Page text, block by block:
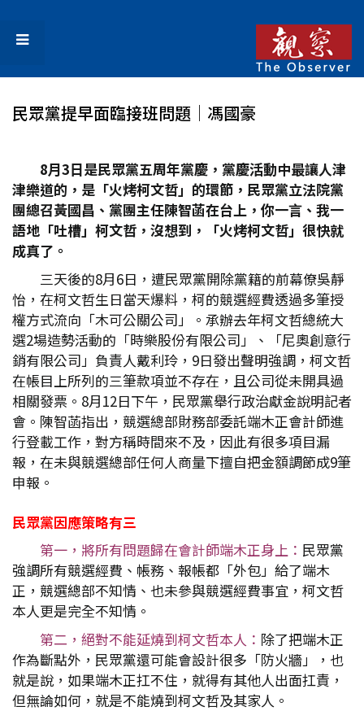
民眾黨提早面臨接班問題│馮國豪
8月3日是民眾黨五周年黨慶，黨慶活動中最讓人津
津樂道的，是「火烤柯文哲」的環節，民眾黨立法院黨
團總召黃國昌、黨團主任陳智菡在台上，你一言、我一
語地「吐槽」柯文哲，沒想到，「火烤柯文哲」很快就
成真了。
三天後的8月6日，遭民眾黨開除黨籍的前幕僚吳靜
怡，在柯文哲生日當天爆料，柯的競選經費透過多筆授
權方式流向「木可公關公司」。承辦去年柯文哲總統大
選2場造勢活動的「時樂股份有限公司」、「尼奧創意行
銷有限公司」負責人戴利玲，9日發出聲明強調，柯文哲
在帳目上所列的三筆款項並不存在，且公司從未開具過
相關發票。8月12日下午，民眾黨舉行政治獻金說明記者
會。陳智菡指出，競選總部財務部委託端木正會計師進
行登載工作，對方稱時間來不及，因此有很多項目漏
報，在未與競選總部任何人商量下擅自把金額調節成9筆
申報。
民眾黨因應策略有三
第一，將所有問題歸在會計師端木正身上： 民眾黨
強調所有競選經費、帳務、報帳都「外包」給了端木
正，競選總部不知情、也未參與競選經費事宜，柯文哲
本人更是完全不知情。
第二，絕對不能延燒到柯文哲本人： 除了把端木正
作為斷點外，民眾黨還可能會設計很多「防火牆」，也
就是說，如果端木正扛不住，就得有其他人出面扛責，
但無論如何，就是不能燒到柯文哲及其家人。